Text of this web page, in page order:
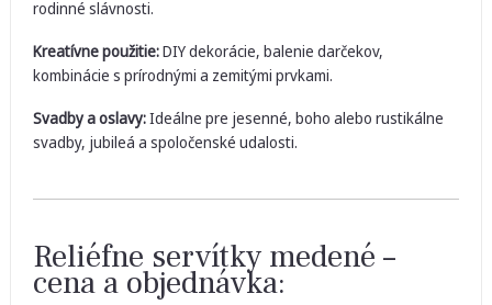
rodinné slávnosti.
Kreatívne použitie:DIY dekorácie, balenie darčekov,
kombinácie s prírodnými a zemitými prvkami.
Svadby a oslavy:Ideálne pre jesenné, boho alebo rustikálne
svadby, jubileá a spoločenské udalosti.
Reliéfne servítky medené –
cena a objednávka: